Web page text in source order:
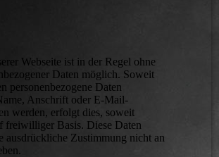
Webseite ist in der Regel ohne
Daten möglich. Soweit
personenbezogene Daten
Anschrift oder E-Mail-
werden, erfolgt dies, soweit
freiwilliger Basis. Diese Daten
ausdrückliche Zustimmung nicht an